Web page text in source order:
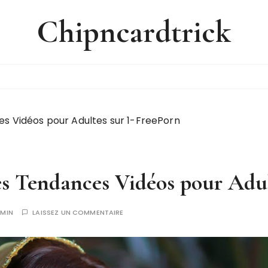
Chipncardtrick
Vidéos pour Adultes sur 1-FreePorn
Tendances Vidéos pour
LAISSEZ UN COMMENTAIRE